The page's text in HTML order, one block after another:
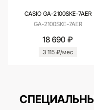
CASIO GA-2100SKE-7AER
GA-2100SKE-7AER
18 690 ₽
3 115 ₽/мес